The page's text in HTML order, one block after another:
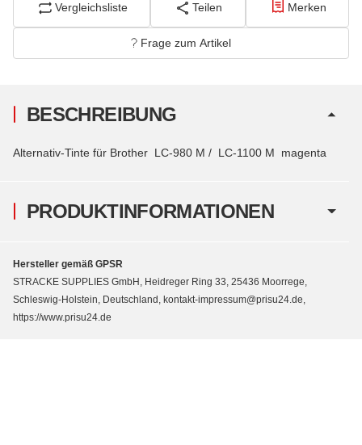
Vergleichsliste Teilen Merken
Frage zum Artikel
PRODUKTINFORMATIONEN
BESCHREIBUNG
Alternativ-Tinte für Brother LC-980 M / LC-1100 M magenta
Hersteller gemäß GPSR
STRACKE SUPPLIES GmbH, Heidreger Ring 33, 25436 Moorrege,
Schleswig-Holstein, Deutschland, kontakt-impressum@prisu24.de,
https://www.prisu24.de